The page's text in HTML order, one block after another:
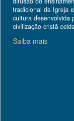
tradicional da Igreja
cultura desenvolvida
civilização cristã
Saiba mais